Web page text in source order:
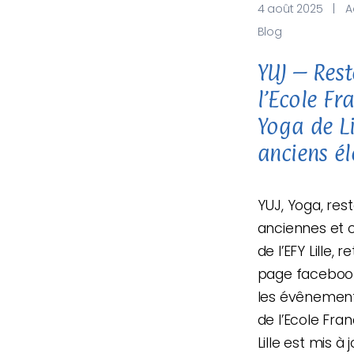
4 août 2025
Blog
YUJ –
l’Ecole
Yoga de
anciens
YUJ, Yoga,
anciennes et
de l’EFY Lille,
page
les
de l’Ecole
Lille est mis à